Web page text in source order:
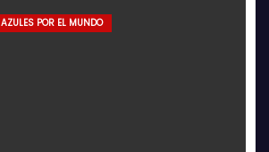
AZULES POR EL MUNDO